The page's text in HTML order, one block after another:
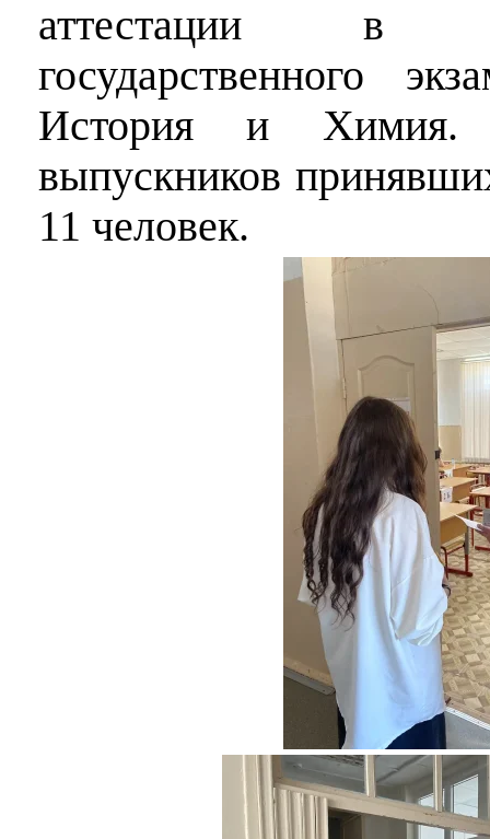
аттестации в
государственного
История и Химия.
выпускников
11 человек.